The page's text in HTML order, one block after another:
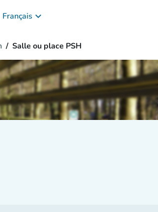
Français keyboard_arrow_down
Salle ou place PSH